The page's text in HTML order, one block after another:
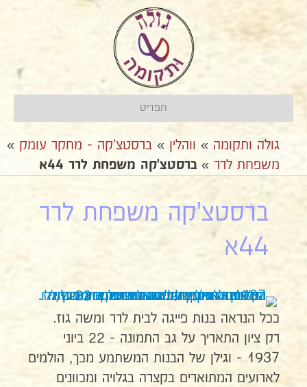
תפריט
גולה ותקומה » ווהלין » ברסטצ'קה - מחקר עומק »
משפחת לרר »ברסטצ'קה משפחת לרר 44א
ברסטצ'קה משפחת לרר
44א
ככל הנראה בנות פייגה לבית לרר ומשה גוז.
רק ציון התאריך על גב התמונה - 22 ביוני
1937 - וגילן של הבנות המשתמע מכך, הולמים
לארועים המתוארים בקצרה בגלויה ומכוונים